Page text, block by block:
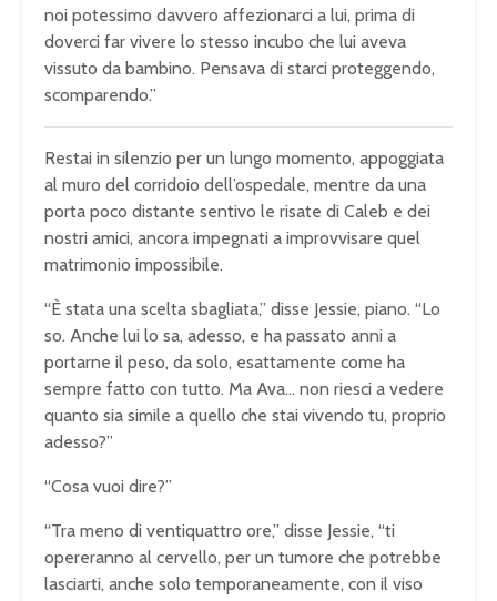
noi potessimo davvero affezionarci a lui, prima di
doverci far vivere lo stesso incubo che lui aveva
vissuto da bambino. Pensava di starci proteggendo,
scomparendo.”
Restai in silenzio per un lungo momento, appoggiata
al muro del corridoio dell’ospedale, mentre da una
porta poco distante sentivo le risate di Caleb e dei
nostri amici, ancora impegnati a improvvisare quel
matrimonio impossibile.
“È stata una scelta sbagliata,” disse Jessie, piano. “Lo
so. Anche lui lo sa, adesso, e ha passato anni a
portarne il peso, da solo, esattamente come ha
sempre fatto con tutto. Ma Ava… non riesci a vedere
quanto sia simile a quello che stai vivendo tu, proprio
adesso?”
“Cosa vuoi dire?”
“Tra meno di ventiquattro ore,” disse Jessie, “ti
opereranno al cervello, per un tumore che potrebbe
lasciarti, anche solo temporaneamente, con il viso